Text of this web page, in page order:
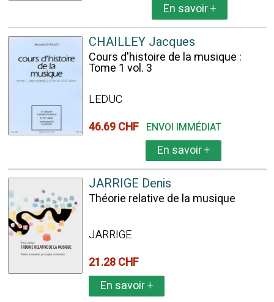
En savoir+
CHAILLEY Jacques
Cours d'histoire de la musique :
Tome 1 vol. 3
LEDUC
46.69 CHF ENVOI IMMÉDIAT
En savoir+
JARRIGE Denis
Théorie relative de la musique
JARRIGE
21.28 CHF
En savoir+